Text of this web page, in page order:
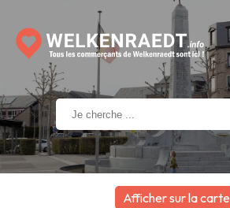
Afficher sur la carte